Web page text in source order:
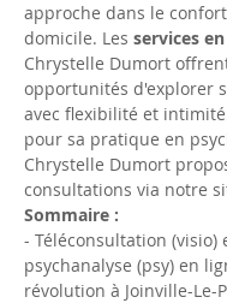
approche dans le
domicile. Les services
Chrystelle Dumort
opportunités d'explorer
avec flexibilité et
pour sa pratique en
Chrystelle Dumort
consultations via notre
Sommaire :
- Téléconsultation (visio)
psychanalyse (psy) en
révolution à Joinville-Le-